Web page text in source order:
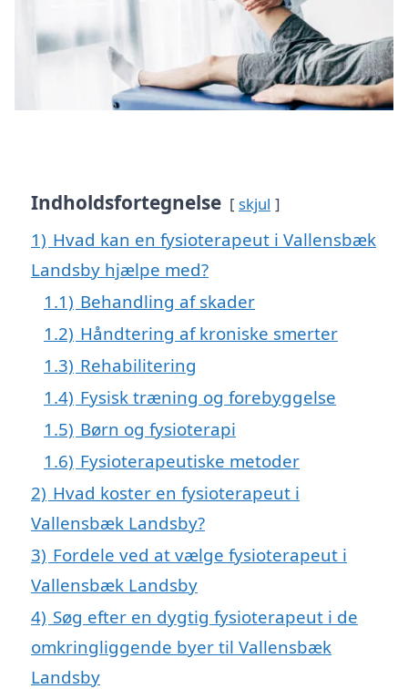
Indholdsfortegnelse skjul
1) Hvad kan en fysioterapeut i Vallensbæk
Landsby hjælpe med?
1.1) Behandling af skader
1.2) Håndtering af kroniske smerter
1.3) Rehabilitering
1.4) Fysisk træning og forebyggelse
1.5) Børn og fysioterapi
1.6) Fysioterapeutiske metoder
2) Hvad koster en fysioterapeut i
Vallensbæk Landsby?
3) Fordele ved at vælge fysioterapeut i
Vallensbæk Landsby
4) Søg efter en dygtig fysioterapeut i de
omkringliggende byer til Vallensbæk
Landsby